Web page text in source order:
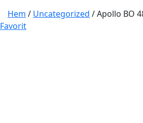
Hem / Uncategorized / Apollo BO
Favorit